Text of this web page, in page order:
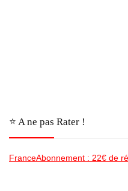
⭐️ A ne pas Rater !
FranceAbonnement : 22€ de